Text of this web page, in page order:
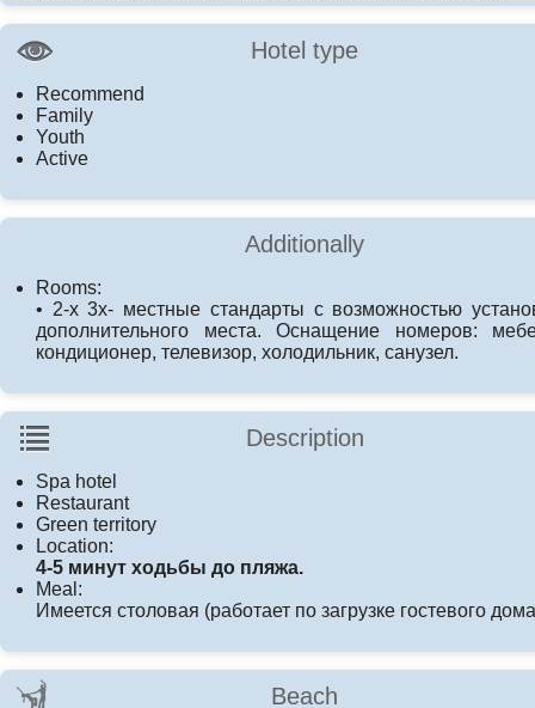
Hotel type
Recommend
Family
Youth
Active
Additionally
Rooms:
• 2-х 3х- местные стандарты с возможностью
дополнительного места. Оснащение номеров:
кондиционер, телевизор, холодильник, санузел.
Description
Spa hotel
Restaurant
Green territory
Location:
4-5 минут ходьбы до пляжа.
Meal:
Имеется столовая (работает по загрузке гостевого
Beach